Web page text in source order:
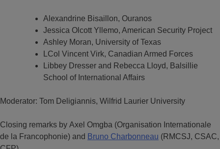
Alexandrine Bisaillon, Ouranos
Jessica Olcott Yllemo, American Security Project
Ashley Moran, University of Texas
LCol Vincent Virk, Canadian Armed Forces
Libbey Dresser and Rebecca Lloyd, Balsillie
School of International Affairs
Moderator: Tom Deligiannis, Wilfrid Laurier University
Closing remarks by Axel Omgba (Organisation Internationale
de la Francophonie) and Bruno Charbonneau (RMCSJ, CSAC,